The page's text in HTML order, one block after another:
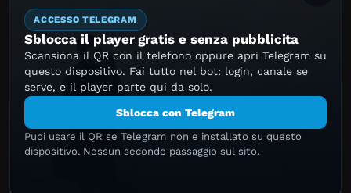
ACCESSO TELEGRAM
Sblocca il player gratis e senza pubblicita
Scansiona il QR con il telefono oppure apri Telegram su
questo dispositivo. Fai tutto nel bot: login, canale se
serve, e il player parte qui da solo.
Sblocca con Telegram
Puoi usare il QR se Telegram non e installato su questo
dispositivo. Nessun secondo passaggio sul sito.